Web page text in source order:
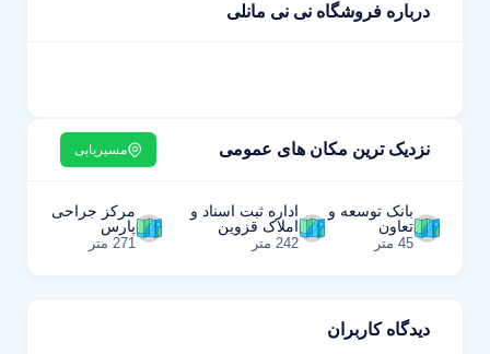
درباره فروشگاه نی نی مانلی
نزدیک ترین مکان های عمومی مسیریابی
بانک توسعه و
تعاون
45 متر
اداره ثبت اسناد و
املاک قزوین
242 متر
مرکز جراحی
پارس
271 متر
دیدگاه کاربران